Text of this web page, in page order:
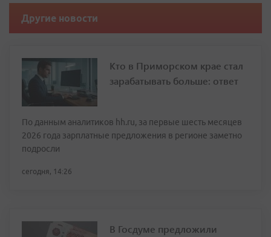
Другие новости
Кто в Приморском крае стал
зарабатывать больше: ответ
По данным аналитиков hh.ru, за первые шесть месяцев
2026 года зарплатные предложения в регионе заметно
подросли
сегодня, 14:26
В Госдуме предложили